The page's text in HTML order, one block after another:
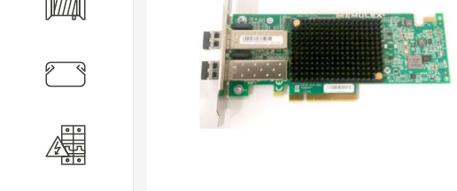
Кабеленесущие системы